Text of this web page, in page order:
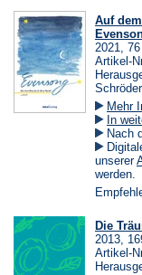
Auf
2021,
Artikel-
Schröder
Mehr
In
Nach
unserer
werden.
Die
2013,
Artikel-